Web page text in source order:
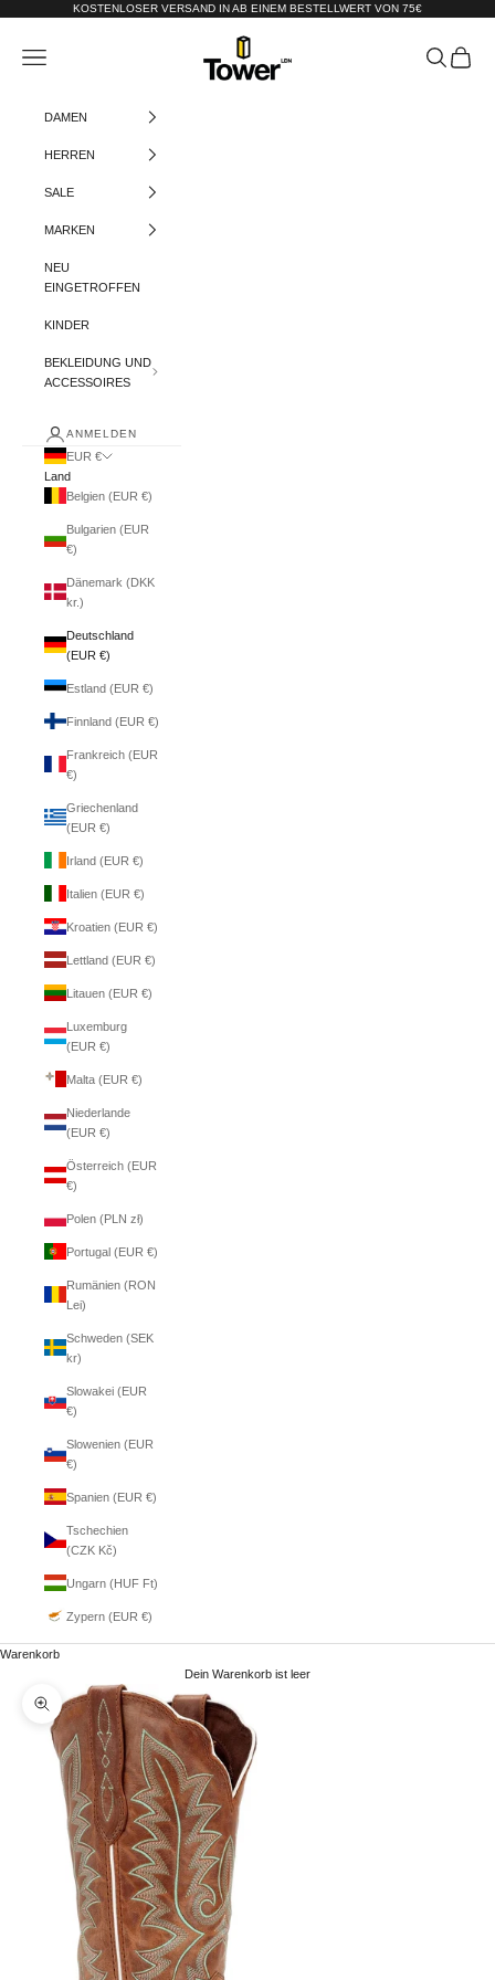
Zum Inhalt springenKOSTENLOSER VERSAND IN AB EINEM BESTELLWERT VON 75€
Tower-London.De
Menü Suchen
DAMEN
HERREN
SALE
MARKEN
NEU
EINGETROFFEN
KINDER
BEKLEIDUNG UND
ACCESSOIRES
ANMELDEN
EUR €
Land
Belgien (EUR €)
Bulgarien (EUR
€)
Dänemark (DKK
kr.)
Deutschland
(EUR €)
Estland (EUR €)
Finnland (EUR €)
Frankreich (EUR
€)
Griechenland
(EUR €)
Irland (EUR €)
Italien (EUR €)
Kroatien (EUR €)
Lettland (EUR €)
Litauen (EUR €)
Luxemburg
(EUR €)
Malta (EUR €)
Niederlande
(EUR €)
Österreich (EUR
€)
Polen (PLN zł)
Portugal (EUR €)
Rumänien (RON
Lei)
Schweden (SEK
kr)
Slowakei (EUR
€)
Slowenien (EUR
€)
Spanien (EUR €)
Tschechien
(CZK Kč)
Ungarn (HUF Ft)
Zypern (EUR €)
Warenkorb
Dein Warenkorb ist leer
Bild vergrößern